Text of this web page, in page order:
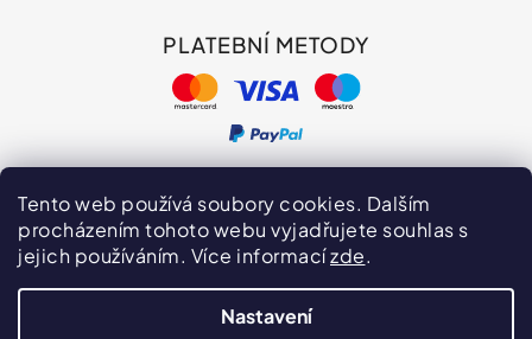
Tento web používá soubory cookies. Dalším
procházením tohoto webu vyjadřujete souhlas s
jejich používáním. Více informacízde.
Nastavení
PLATEBNÍ METODY
Hodnocení obchodu VPOIS Publicita